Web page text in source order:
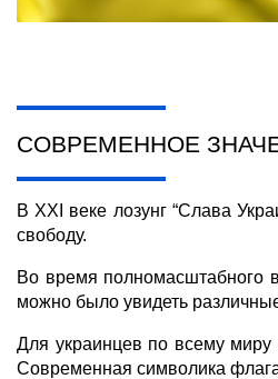
СОВРЕМЕННОЕ
В XXI веке лозунг “Слава
свободу.
Во время полномасштабного
можно было увидеть
Для украинцев по всему миру
Современная символика